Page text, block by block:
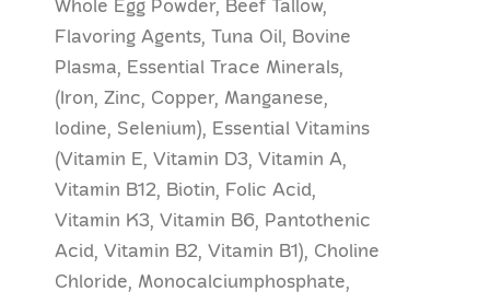
Whole Egg Powder, Beef Tallow,
Flavoring Agents, Tuna Oil, Bovine
Plasma, Essential Trace Minerals,
(Iron, Zinc, Copper, Manganese,
lodine, Selenium), Essential Vitamins
(Vitamin E, Vitamin D3, Vitamin A,
Vitamin B12, Biotin, Folic Acid,
Vitamin K3, Vitamin B6, Pantothenic
Acid, Vitamin B2, Vitamin B1), Choline
Chloride, Monocalciumphosphate,